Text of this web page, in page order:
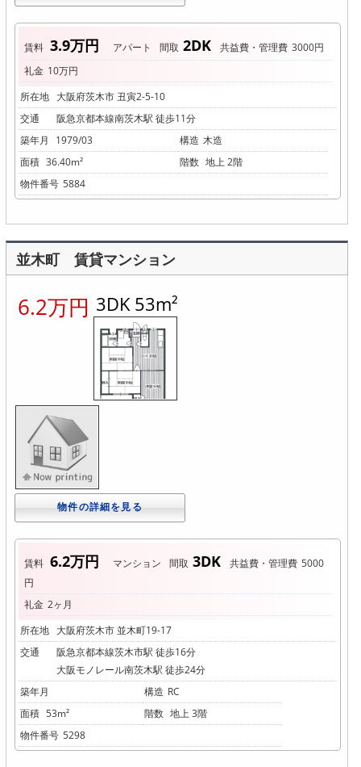
賃料 3.9万円 アパート 間取 2DK 共益費・管理費 3000円
礼金 10万円
所在地 大阪府茨木市 丑寅2-5-10
交通
阪急京都本線南茨木駅 徒歩11分
築年月
1979/03 構造 木造
面積 36.40m² 階数 地上 2階
物件番号 5884
並木町 賃貸マンション
6.2万円 3DK 53m²
物件の詳細を見る
賃料 6.2万円 マンション 間取 3DK 共益費・管理費 5000
円
礼金 2ヶ月
所在地 大阪府茨木市 並木町19-17
交通
阪急京都本線茨木市駅 徒歩16分
大阪モノレール南茨木駅 徒歩24分
築年月
構造 RC
面積 53m² 階数 地上 3階
物件番号 5298